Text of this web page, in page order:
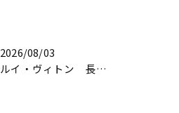
2026/08/03
《ルイ・ヴィトン 長財布》